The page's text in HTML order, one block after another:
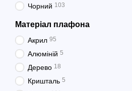
Чорний 103
Матеріал плафона
Акрил 95
Алюміній 5
Дерево 18
Кришталь 5